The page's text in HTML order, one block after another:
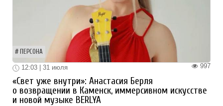
ПЕРСОНА
997
12:03 | 31 июля
«Свет уже внутри»: Анастасия Берля
о возвращении в Каменск, иммерсивном искусстве
и новой музыке BERLYA